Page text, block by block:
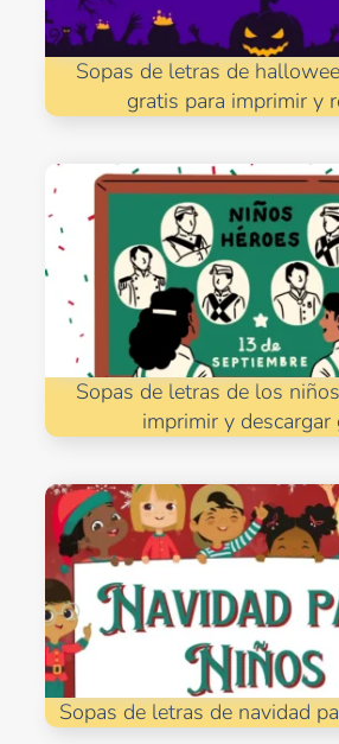
Sopas de letras de
gratis para imprimir y
Sopas de letras de los
imprimir y descargar
Sopas de letras de navidad